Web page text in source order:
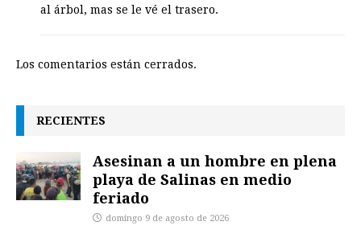
al árbol, mas se le vé el trasero.
Los comentarios están cerrados.
RECIENTES
Asesinan a un hombre en plena
playa de Salinas en medio
feriado
domingo 9 de agosto de 2026